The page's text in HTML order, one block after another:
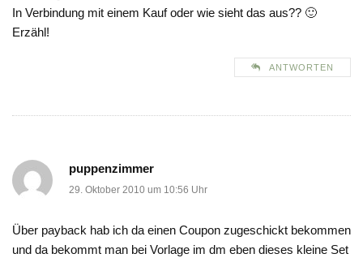
In Verbindung mit einem Kauf oder wie sieht das aus?? 🙂
Erzähl!
ANTWORTEN
puppenzimmer
29. Oktober 2010 um 10:56 Uhr
Über payback hab ich da einen Coupon zugeschickt bekommen
und da bekommt man bei Vorlage im dm eben dieses kleine Set